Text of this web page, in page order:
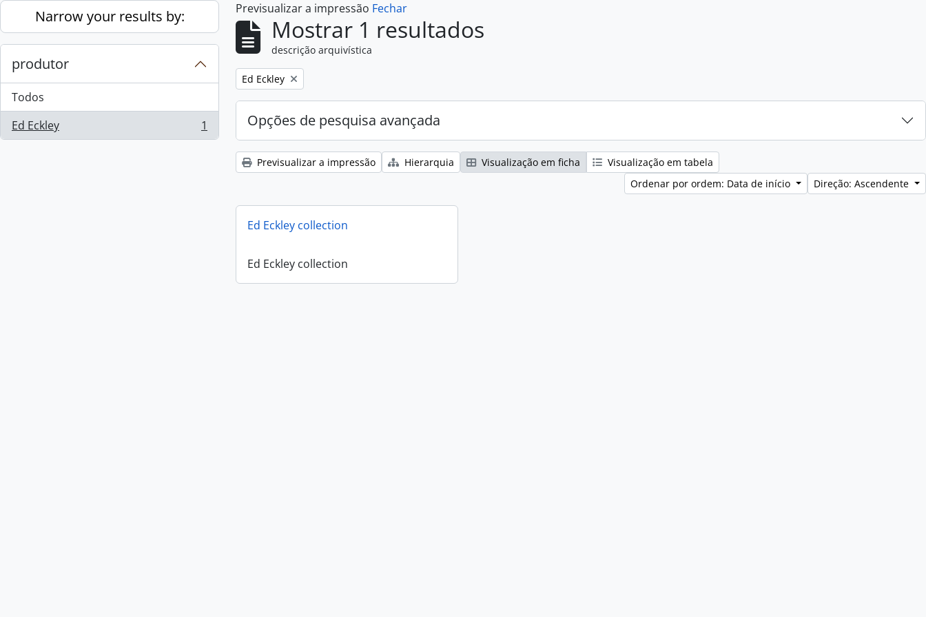
Skip to main content
Narrow your results by:
produtor
Todos
Ed Eckley
, 1 resultados 1
Previsualizar a impressão Fechar
Mostrar 1 resultados
descrição arquivística
Remove filter:
Ed Eckley
Opções de pesquisa avançada
Previsualizar a impressão Hierarquia Visualização em ficha
Visualização em tabela
Ordenar por ordem: Data de início
Direção: Ascendente
Ed Eckley collection
Ed Eckley collection